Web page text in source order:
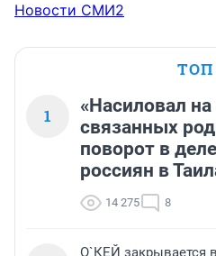
Новости СМИ2
ТОП
1
«Насиловал на
связанных
поворот в
россиян в
14 275 8
О`КЕЙ закрывается